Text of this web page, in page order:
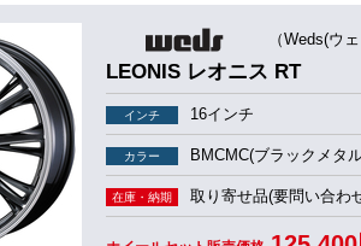
（Weds(ウェ
LEONIS レオニス RT
インチ 16インチ
カラー BMCMC(ブラックメタ
在庫・納期 取り寄せ品(要問い合わ